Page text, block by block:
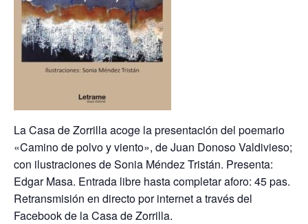
La Casa de Zorrilla acoge la presentación del poemario
«Camino de polvo y viento», de Juan Donoso Valdivieso;
con ilustraciones de Sonia Méndez Tristán. Presenta:
Edgar Masa. Entrada libre hasta completar aforo: 45 pas.
Retransmisión en directo por internet a través del
Facebook de la Casa de Zorrilla.